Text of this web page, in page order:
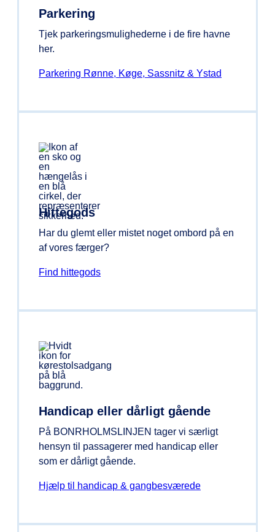
Parkering
Tjek parkeringsmulighederne i de fire havne
her.
Parkering Rønne, Køge, Sassnitz & Ystad
Hittegods
Har du glemt eller mistet noget ombord på en
af vores færger?
Find hittegods
Handicap eller dårligt gående
På BONRHOLMSLINJEN tager vi særligt
hensyn til passagerer med handicap eller
som er dårligt gående.
Hjælp til handicap & gangbesværede